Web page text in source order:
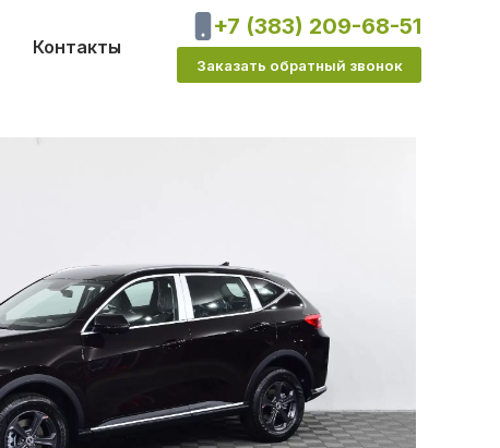
Контакты
+7 (383) 209-68-51
Заказать обратный звонок